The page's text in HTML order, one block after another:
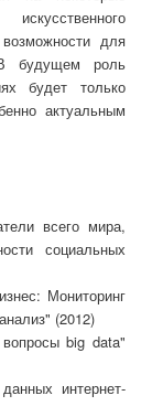
для
будущем роль
будет только
актуальным
всего мира,
социальных
Мониторинг
(2012)
big data"
интернет-